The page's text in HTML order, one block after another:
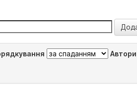
Автори